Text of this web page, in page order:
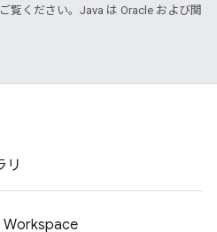
覧ください。Java は Oracle および関
リ
Workspace